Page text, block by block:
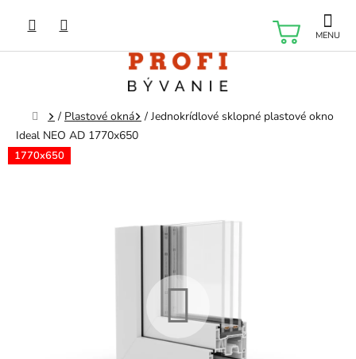
obsah
Domov
/ Plastové okná / Jednokrídlové sklopné plastové okno
Ideal NEO AD 1770x650
1770x650